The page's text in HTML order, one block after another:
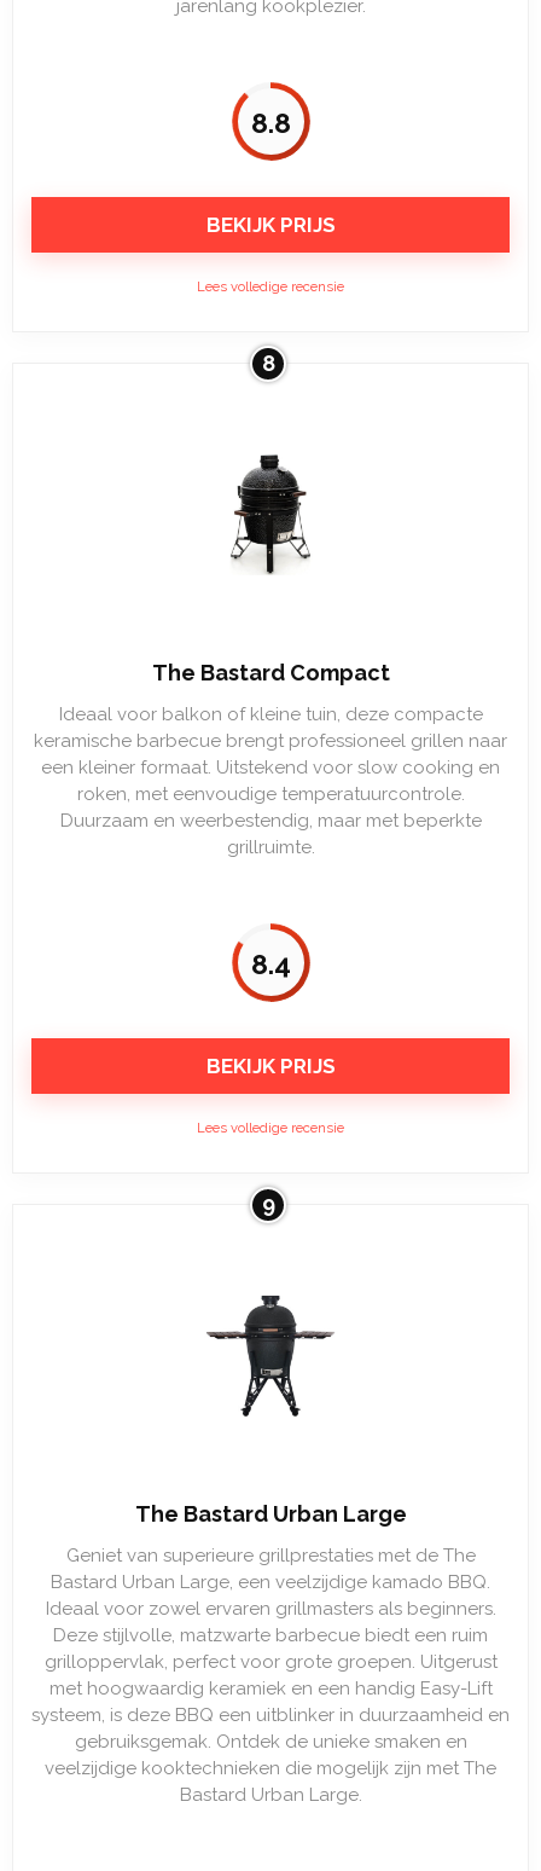
jarenlang kookplezier.
8.8
BEKIJK PRIJS
Lees volledige recensie
8
The Bastard Compact
Ideaal voor balkon of kleine tuin, deze compacte
keramische barbecue brengt professioneel grillen naar
een kleiner formaat. Uitstekend voor slow cooking en
roken, met eenvoudige temperatuurcontrole.
Duurzaam en weerbestendig, maar met beperkte
grillruimte.
8.4
BEKIJK PRIJS
Lees volledige recensie
9
The Bastard Urban Large
Geniet van superieure grillprestaties met de The
Bastard Urban Large, een veelzijdige kamado BBQ.
Ideaal voor zowel ervaren grillmasters als beginners.
Deze stijlvolle, matzwarte barbecue biedt een ruim
grilloppervlak, perfect voor grote groepen. Uitgerust
met hoogwaardig keramiek en een handig Easy-Lift
systeem, is deze BBQ een uitblinker in duurzaamheid en
gebruiksgemak. Ontdek de unieke smaken en
veelzijdige kooktechnieken die mogelijk zijn met The
Bastard Urban Large.